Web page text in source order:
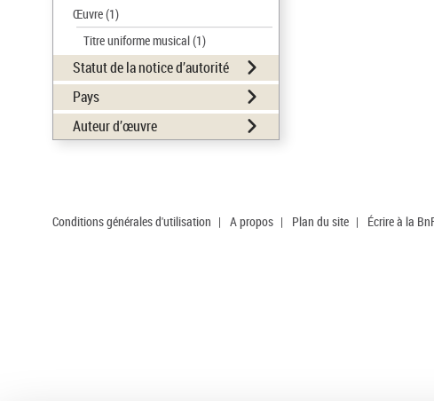
Œuvre(1)
Titre uniforme musical(1)
Statut de la notice d’autorité
Pays
Auteur d’œuvre
Conditions générales d'utilisation | A propos | Plan du site | Écrire à la